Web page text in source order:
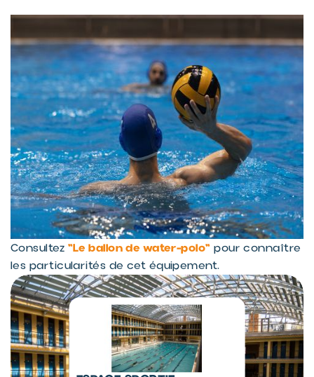
Consultez "Le ballon de water-polo" pour connaître
les particularités de cet équipement.